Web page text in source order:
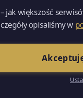
Polski
W moim
i w
w
jak większość
opisaliśmy w